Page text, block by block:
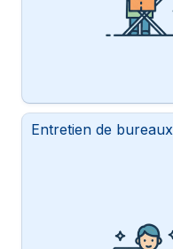
Entretien de bureaux